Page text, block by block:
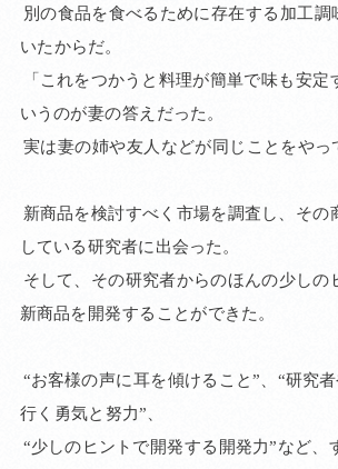
別の食品を食べる ために 存在する 加工調
いた からだ。
「これをつかうと 料理が簡単で味も 安定
いうのが妻の答え だった。
実は妻の姉や友人 などが同じ ことをやっ
新商品を検討すべく 市場を調査し、 その
している 研究者に 出会った。
そして、
その研究者からのほんの少しの
新商品を 開発する ことができた。
“お客様の声に 耳を傾ける こと”、 “研究
行く 勇気と 努力”、
“少しの ヒントで開発する 開発力”など、